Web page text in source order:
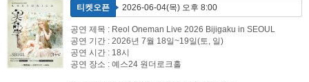
티켓오픈
2026-06-04(목) 오후 8:00
공연 제목 : Reol Oneman Live 2026 Bijigaku in SEOUL
공연 기간 : 2026년 7월 18일~19일(토, 일)
공연 시간 : 18시
공연 장소 : 예스24 원더로크홀